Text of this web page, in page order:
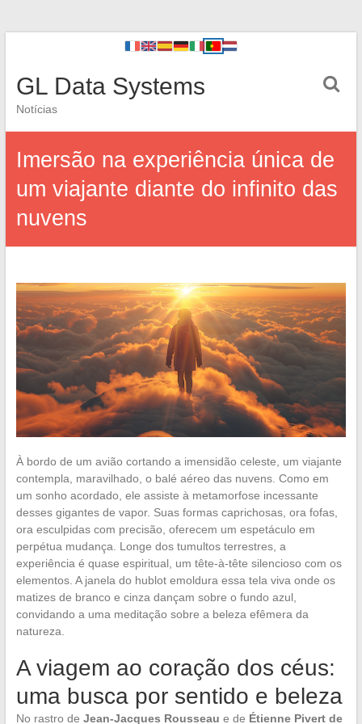
GL Data Systems
Notícias
Imersão na experiência única de
um viajante diante do infinito das
nuvens
À bordo de um avião cortando a imensidão celeste, um viajante
contempla, maravilhado, o balé aéreo das nuvens. Como em
um sonho acordado, ele assiste à metamorfose incessante
desses gigantes de vapor. Suas formas caprichosas, ora fofas,
ora esculpidas com precisão, oferecem um espetáculo em
perpétua mudança. Longe dos tumultos terrestres, a
experiência é quase espiritual, um tête-à-tête silencioso com os
elementos. A janela do hublot emoldura essa tela viva onde os
matizes de branco e cinza dançam sobre o fundo azul,
convidando a uma meditação sobre a beleza efêmera da
natureza.
A viagem ao coração dos céus:
uma busca por sentido e beleza
No rastro de Jean-Jacques Rousseau e de Étienne Pivert de